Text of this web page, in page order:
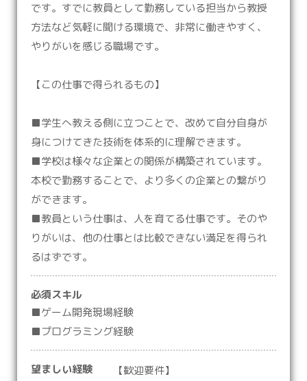
です。すでに教員として勤務している担当から教授
方法など気軽に聞ける環境で、非常に働きやすく、
やりがいを感じる職場です。
【この仕事で得られるもの】
■学生へ教える側に立つことで、改めて自分自身が
身につけてきた技術を体系的に理解できます。
■学校は様々な企業との関係が構築されています。
本校で勤務することで、より多くの企業との繋がり
ができます。
■教員という仕事は、人を育てる仕事です。そのや
りがいは、他の仕事とは比較できない満足を得られ
るはずです。
必須スキル
■ゲーム開発現場経験
■プログラミング経験
望ましい経験
【歓迎要件】